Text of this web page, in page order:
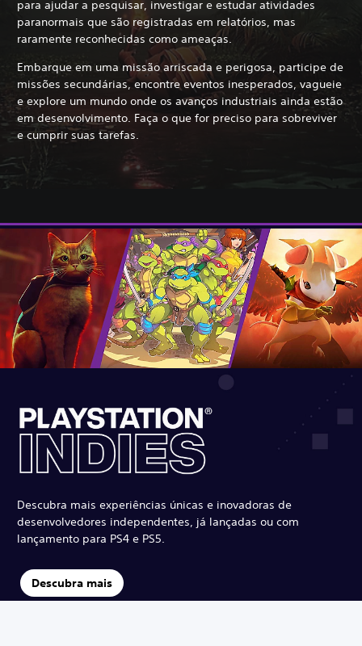
para ajudar a pesquisar, investigar e estudar atividades
paranormais que são registradas em relatórios, mas
raramente reconhecidas como ameaças.
Embarque em uma missão arriscada e perigosa, participe de
missões secundárias, encontre eventos inesperados, vagueie
e explore um mundo onde os avanços industriais ainda estão
em desenvolvimento. Faça o que for preciso para sobreviver
e cumprir suas tarefas.
Descubra mais experiências únicas e inovadoras de
desenvolvedores independentes, já lançadas ou com
lançamento para PS4 e PS5.
Descubra mais